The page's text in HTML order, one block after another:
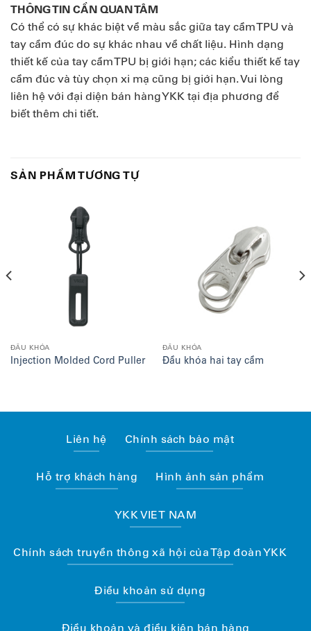
THÔNG TIN CẦN QUAN TÂM
Có thể có sự khác biệt về màu sắc giữa tay cầm TPU và
tay cầm đúc do sự khác nhau về chất liệu. Hình dạng
thiết kế của tay cầm TPU bị giới hạn; các kiểu thiết kế tay
cầm đúc và tùy chọn xi mạ cũng bị giới hạn. Vui lòng
liên hệ với đại diện bán hàng YKK tại địa phương để
biết thêm chi tiết.
SẢN PHẨM TƯƠNG TỰ
ĐẦU KHÓA
Injection Molded Cord Puller
ĐẦU KHÓA
Đầu khóa hai tay cầm
Liên hệ Chính sách bảo mật
Hỗ trợ khách hàng Hình ảnh sản phẩm
YKK VIET NAM
Chính sách truyền thông xã hội của Tập đoàn YKK
Điều khoản sử dụng